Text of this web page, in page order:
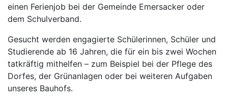
einen Ferienjob bei der Gemeinde Emersacker oder
dem Schulverband.
Gesucht werden engagierte Schülerinnen, Schüler und
Studierende ab 16 Jahren, die für ein bis zwei Wochen
tatkräftig mithelfen – zum Beispiel bei der Pflege des
Dorfes, der Grünanlagen oder bei weiteren Aufgaben
unseres Bauhofs.